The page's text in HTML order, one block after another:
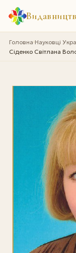
Головна›Науковці
Сіденко Світлана